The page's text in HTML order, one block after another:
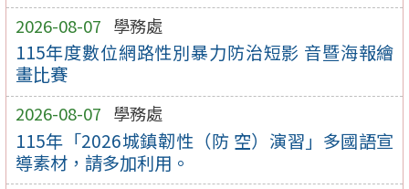
2026-08-07 學務處
115年度數位網路性別暴力防治短影 音暨海報繪
畫比賽
2026-08-07 學務處
115年「2026城鎮韌性（防 空）演習」多國語宣
導素材，請多加利用。